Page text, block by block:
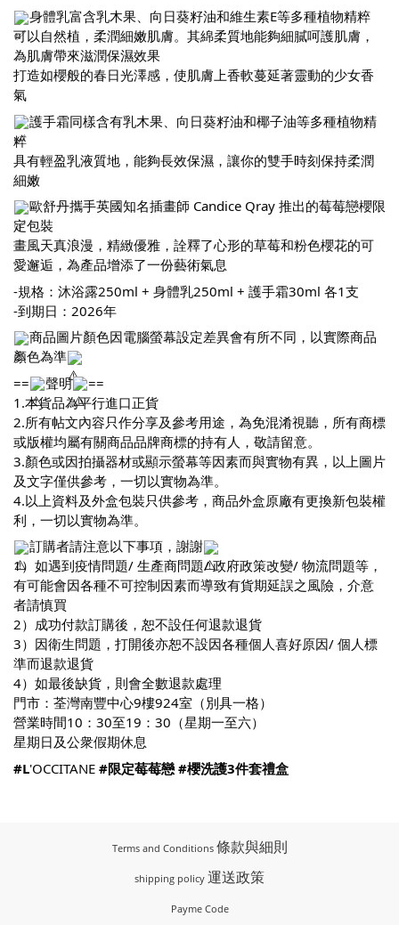
身體乳富含乳木果、向日葵籽油和維生素E等多種植物精粹
可以自然植，柔潤細嫩肌膚。其綿柔質地能夠細膩呵護肌膚，
為肌膚帶來滋潤保濕效果
打造如櫻般的春日光澤感，使肌膚上香軟蔓延著靈動的少女香
氣
護手霜同樣含有乳木果、向日葵籽油和椰子油等多種植物精
粹
具有輕盈乳液質地，能夠長效保濕，讓你的雙手時刻保持柔潤
細嫩
歐舒丹攜手英國知名插畫師 Candice Qray 推出的莓莓戀櫻限
定包裝
畫風天真浪漫，精緻優雅，詮釋了心形的草莓和粉色櫻花的可
愛邂逅，為產品增添了一份藝術氣息
-規格：沐浴露250ml + 身體乳250ml + 護手霜30ml 各1支
-到期日：2026年
商品圖片顏色因電腦螢幕設定差異會有所不同，以實際商品
顏色為準
==
聲明
==
1.本貨品為平行進口正貨
2.所有帖文內容只作分享及參考用途，為免混淆視聽，所有商標
或版權均屬有關商品品牌商標的持有人，敬請留意。
3.顏色或因拍攝器材或顯示螢幕等因素而與實物有異，以上圖片
及文字僅供參考，一切以實物為準。
4.以上資料及外盒包裝只供參考，商品外盒原廠有更換新包裝權
利，一切以實物為準。
訂購者請注意以下事項，謝謝
1）如遇到疫情問題/ 生產商問題/ 政府政策改變/ 物流問題等，
有可能會因各種不可控制因素而導致有貨期延誤之風險，介意
者請慎買
2）成功付款訂購後，恕不設任何退款退貨
3）因衛生問題，打開後亦恕不設因各種個人喜好原因/ 個人標
準而退款退貨
4）如最後缺貨，則會全數退款處理
門市：荃灣南豐中心9樓924室（別具一格）
營業時間10：30至19：30（星期一至六）
星期日及公衆假期休息
#L'OCCITANE #限定莓莓戀 #櫻洗護3件套禮盒
Terms and Conditions 條款與細則
shipping policy 運送政策
Payme Code